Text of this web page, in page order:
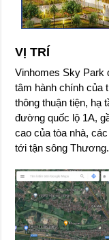
VỊ TRÍ
Vinhomes Sky Park
tâm hành chính của
thông thuận tiện, hạ
đường quốc lộ 1A,
cao của tòa nhà,
tới tận sông Thương.